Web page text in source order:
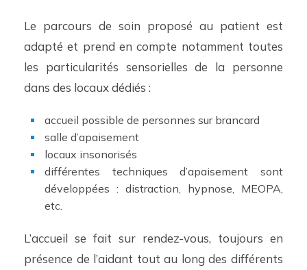
Le parcours de soin proposé au patient est
adapté et prend en compte notamment toutes
les particularités sensorielles de la personne
dans des locaux dédiés :
accueil possible de personnes sur brancard
salle d’apaisement
locaux insonorisés
différentes techniques d’apaisement sont
développées : distraction, hypnose, MEOPA,
etc.
L’accueil se fait sur rendez-vous, toujours en
présence de l’aidant tout au long des différents